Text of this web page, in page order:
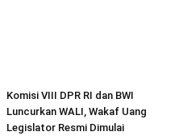
Komisi VIII DPR RI dan BWI
Luncurkan WALI, Wakaf Uang
Legislator Resmi Dimulai